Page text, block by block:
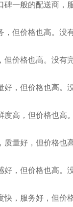
一般的配送商，
但价格也高。没
价格也高。没有
，但价格也高。
高，但价格也高
量好，但价格也
，但价格也高。
，服务好，但价